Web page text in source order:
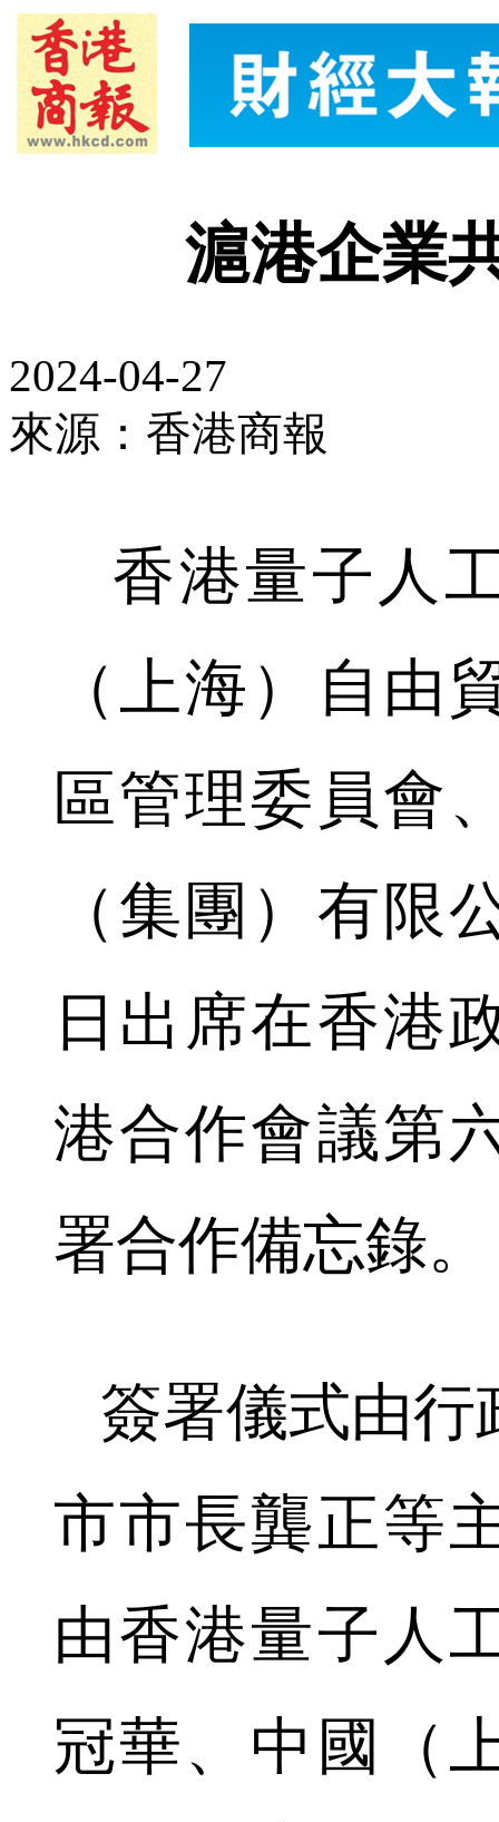
滬港企業
2024-04-27
來源：香港商報
香港量子人
（上海）自由
區管理委員會
（集團）有限
日出席在香港
港合作會議第
署合作備忘錄。
簽署儀式由行
市市長龔正等
由香港量子人
冠華、中國（